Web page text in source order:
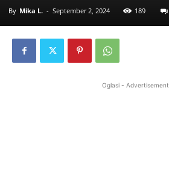
By Mika L. - September 2, 2024 189
Oglasi - Advertisement